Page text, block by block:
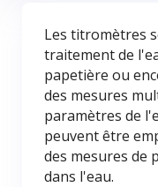
Les titromètres
traitement de
papetière ou
des mesures
paramètres de
peuvent être
des mesures de
dans l'eau.